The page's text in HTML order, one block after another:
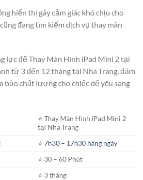
hiển thị gây cảm giác khó chịu cho
đang tìm kiếm dịch vụ thay màn
lực để Thay Màn Hình iPad Mini 2 tại
từ 3 đến 12 tháng tại Nha Trang, đảm
bảo chất lượng cho chiếc dế yêu sang
⭐️ Thay Màn Hình iPad Mini 2
tại Nha Trang
⭐️7h30 – 17h30 hàng ngày
⭐️ 30 – 60 Phút
⭐️ 3 tháng